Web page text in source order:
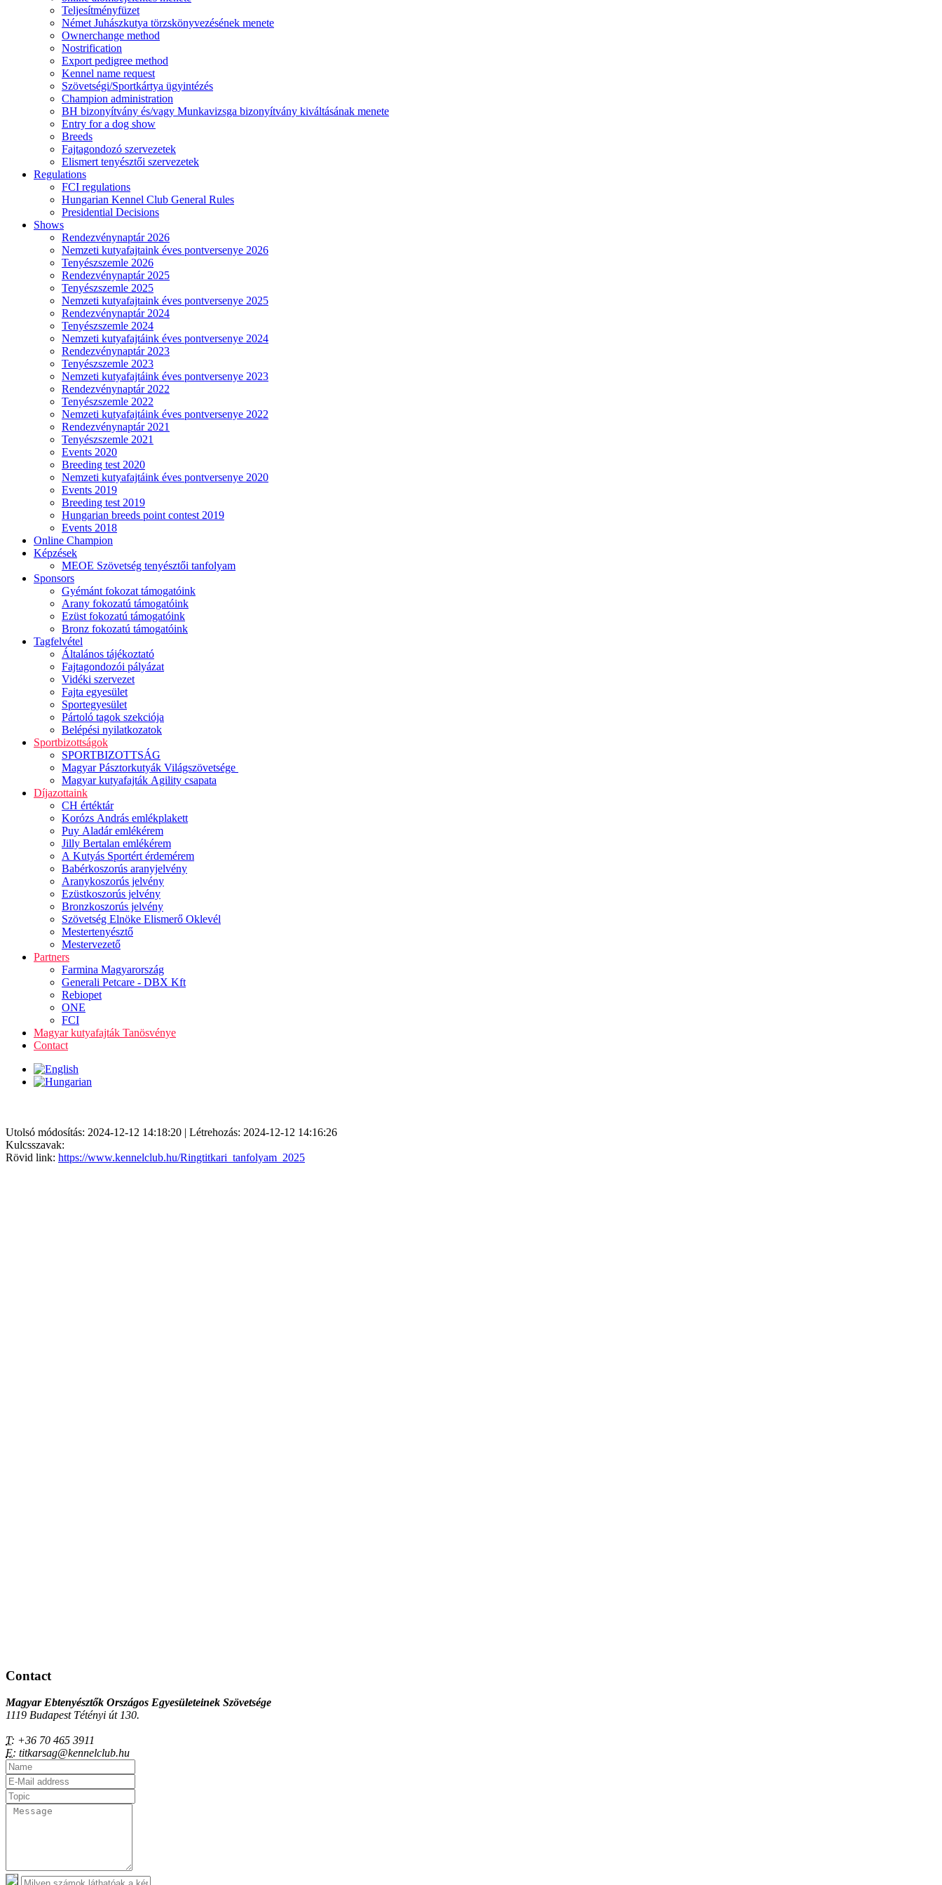
Teljesítményfüzet
Német Juhászkutya törzskönyvezésének menete
Ownerchange method
Nostrification
Export pedigree method
Kennel name request
Szövetségi/Sportkártya ügyintézés
Champion administration
BH bizonyítvány és/vagy Munkavizsga bizonyítvány kiváltásának menete
Entry for a dog show
Breeds
Fajtagondozó szervezetek
Elismert tenyésztői szervezetek
Regulations
FCI regulations
Hungarian Kennel Club General Rules
Presidential Decisions
Shows
Rendezvénynaptár 2026
Nemzeti kutyafajtaink éves pontversenye 2026
Tenyészszemle 2026
Rendezvénynaptár 2025
Tenyészszemle 2025
Nemzeti kutyafajtaink éves pontversenye 2025
Rendezvénynaptár 2024
Tenyészszemle 2024
Nemzeti kutyafajtáink éves pontversenye 2024
Rendezvénynaptár 2023
Tenyészszemle 2023
Nemzeti kutyafajtáink éves pontversenye 2023
Rendezvénynaptár 2022
Tenyészszemle 2022
Nemzeti kutyafajtáink éves pontversenye 2022
Rendezvénynaptár 2021
Tenyészszemle 2021
Events 2020
Breeding test 2020
Nemzeti kutyafajtáink éves pontversenye 2020
Events 2019
Breeding test 2019
Hungarian breeds point contest 2019
Events 2018
Online Champion
Képzések
MEOE Szövetség tenyésztői tanfolyam
Sponsors
Gyémánt fokozat támogatóink
Arany fokozatú támogatóink
Ezüst fokozatú támogatóink
Bronz fokozatú támogatóink
Tagfelvétel
Általános tájékoztató
Fajtagondozói pályázat
Vidéki szervezet
Fajta egyesület
Sportegyesület
Pártoló tagok szekciója
Belépési nyilatkozatok
Sportbizottságok
SPORTBIZOTTSÁG
Magyar Pásztorkutyák Világszövetsége
Magyar kutyafajták Agility csapata
Díjazottaink
CH értéktár
Korózs András emlékplakett
Puy Aladár emlékérem
Jilly Bertalan emlékérem
A Kutyás Sportért érdemérem
Babérkoszorús aranyjelvény
Aranykoszorús jelvény
Ezüstkoszorús jelvény
Bronzkoszorús jelvény
Szövetség Elnöke Elismerő Oklevél
Mestertenyésztő
Mestervezető
Partners
Farmina Magyarország
Generali Petcare - DBX Kft
Rebiopet
ONE
FCI
Magyar kutyafajták Tanösvénye
Contact
Utolsó módosítás: 2024-12-12 14:18:20 | Létrehozás: 2024-12-12 14:16:26
Kulcsszavak:
Rövid link: https://www.kennelclub.hu/Ringtitkari_tanfolyam_2025
Contact
Magyar Ebtenyésztők Országos Egyesületeinek Szövetsége
1119 Budapest Tétényi út 130.
T: +36 70 465 3911
E: titkarsag@kennelclub.hu